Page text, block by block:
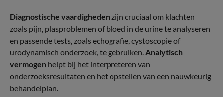
Diagnostische vaardigheden zijn cruciaal om klachten
zoals pijn, plasproblemen of bloed in de urine te analyseren
en passende tests, zoals echografie, cystoscopie of
urodynamisch onderzoek, te gebruiken.Analytisch
vermogen helpt bij het interpreteren van
onderzoeksresultaten en het opstellen van een nauwkeurig
behandelplan.